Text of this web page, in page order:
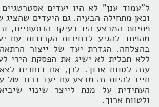
ל"עמוד ענן" לא היו יעדים אסטרטגיים
וכאן מתחילה הבעיה. גם היעדים שהציג
פתיחת המבצע היו בעיקר הרתעתיים,
מהפחד להגיע לבחירות הקרובות עם
בהצלחה. הגדרת יעד של ייצור
ללא תכלית לא ישיג את הפסקת הירי
עזה לטווח ארוך. לכן, אם בוחרים
חייב להיות זה מבצע עם יעד ברור של
העתידית על מנת לייצר שינוי
ולטווח ארוך.